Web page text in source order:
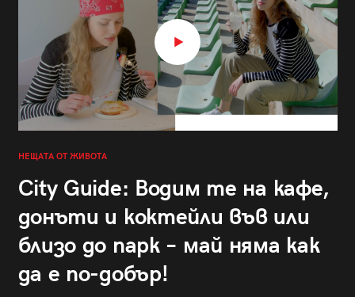
НЕЩАТА ОТ ЖИВОТА
City Guide: Водим те на кафе,
донъти и коктейли във или
близо до парк – май няма как
да е по-добър!